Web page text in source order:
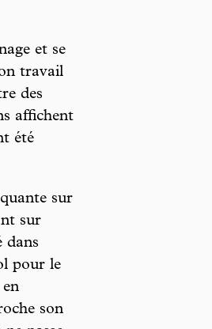
et se
travail
des
affichent
été
sur
sur
dans
pour le
son